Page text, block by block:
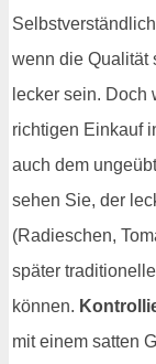
wenn die Qualität
lecker sein. Doch
richtigen Einkauf
auch dem
sehen Sie, der
(Radieschen,
später
können.
mit einem satten